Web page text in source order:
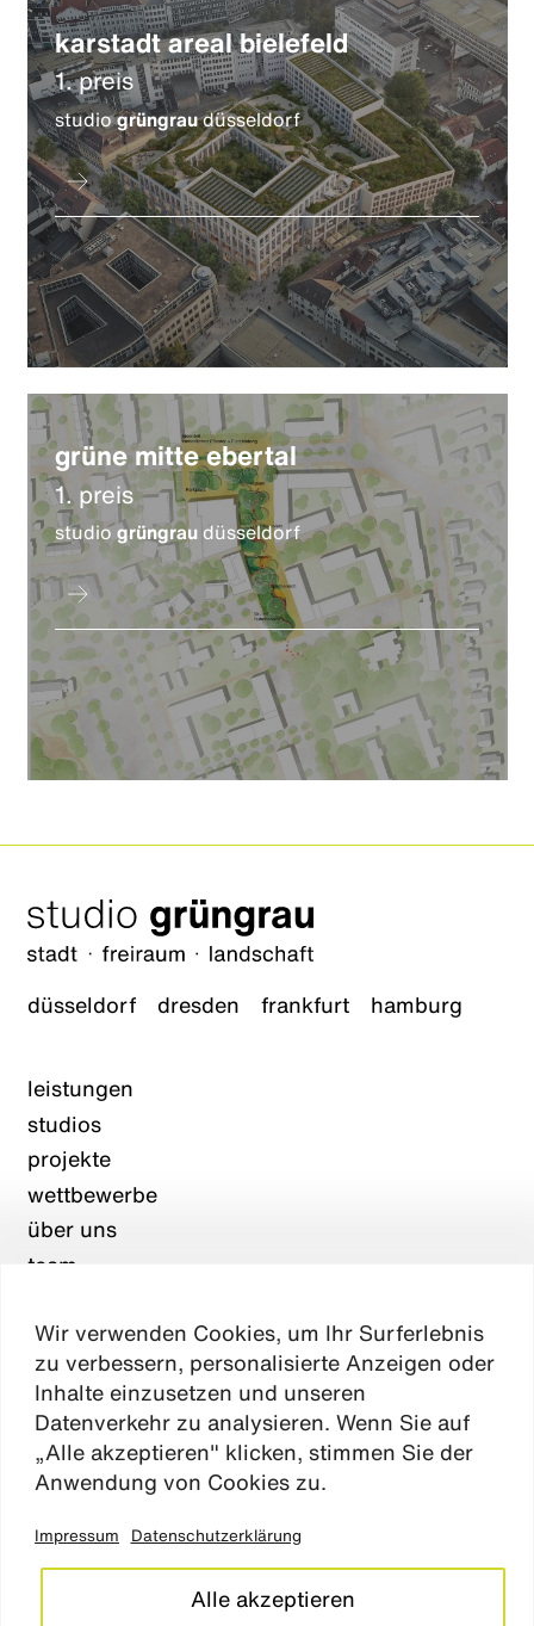
Wir verwenden Cookies, um Ihr Surferlebnis
zu verbessern, personalisierte Anzeigen oder
Inhalte einzusetzen und unseren
Datenverkehr zu analysieren. Wenn Sie auf
„Alle akzeptieren" klicken, stimmen Sie der
Anwendung von Cookies zu.
Impressum Datenschutzerklärung
Alle akzeptieren
karstadt areal bielefeld
1. preis
studiogrüngraudüsseldorf
grüne mitte ebertal
1. preis
studiogrüngrau düsseldorf
düsseldorf dresden frankfurt hamburg
leistungen
studios
projekte
wettbewerbe
über uns
team
aktuelles
kontakt
impressum
datenschutz
cookie einstellungen